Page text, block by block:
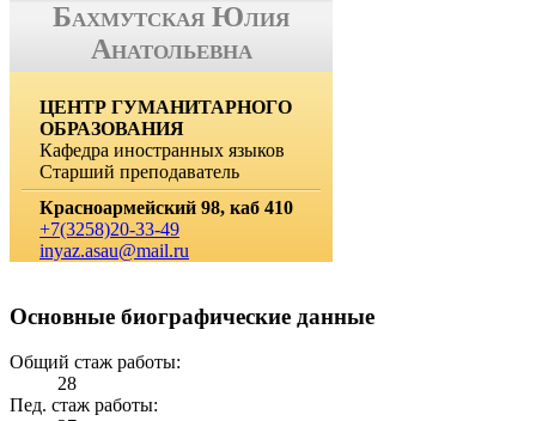
Бахмутская Юлия
Анатольевна
ЦЕНТР ГУМАНИТАРНОГО
ОБРАЗОВАНИЯ
Кафедра иностранных языков
Старший преподаватель
Красноармейский 98, каб 410
+7(3258)20-33-49
inyaz.asau@mail.ru
Основные биографические данные
Общий стаж работы:
28
Пед. стаж работы: